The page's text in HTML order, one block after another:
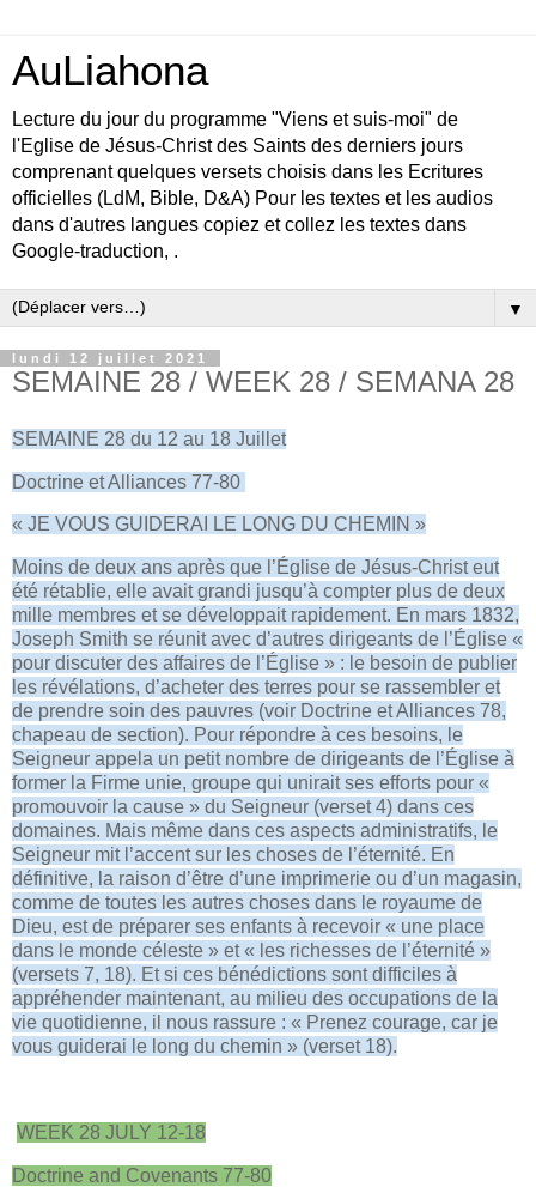
AuLiahona
Lecture du jour du programme "Viens et suis-moi" de
l'Eglise de Jésus-Christ des Saints des derniers jours
comprenant quelques versets choisis dans les Ecritures
officielles (LdM, Bible, D&A) Pour les textes et les audios
dans d'autres langues copiez et collez les textes dans
Google-traduction, .
▼
lundi 12 juillet 2021
SEMAINE 28 / WEEK 28 / SEMANA 28
SEMAINE 28 du 12 au 18 Juillet
Doctrine et Alliances 77-80
« JE VOUS GUIDERAI LE LONG DU CHEMIN »
Moins de deux ans après que l’Église de Jésus-Christ eut
été rétablie, elle avait grandi jusqu’à compter plus de deux
mille membres et se développait rapidement. En mars 1832,
Joseph Smith se réunit avec d’autres dirigeants de l’Église «
pour discuter des affaires de l’Église » : le besoin de publier
les révélations, d’acheter des terres pour se rassembler et
de prendre soin des pauvres (voir Doctrine et Alliances 78,
chapeau de section). Pour répondre à ces besoins, le
Seigneur appela un petit nombre de dirigeants de l’Église à
former la Firme unie, groupe qui unirait ses efforts pour «
promouvoir la cause » du Seigneur (verset 4) dans ces
domaines. Mais même dans ces aspects administratifs, le
Seigneur mit l’accent sur les choses de l’éternité. En
définitive, la raison d’être d’une imprimerie ou d’un magasin,
comme de toutes les autres choses dans le royaume de
Dieu, est de préparer ses enfants à recevoir « une place
dans le monde céleste » et « les richesses de l’éternité »
(versets 7, 18). Et si ces bénédictions sont difficiles à
appréhender maintenant, au milieu des occupations de la
vie quotidienne, il nous rassure : « Prenez courage, car je
vous guiderai le long du chemin » (verset 18).
WEEK 28 JULY 12-18
Doctrine and Covenants 77-80